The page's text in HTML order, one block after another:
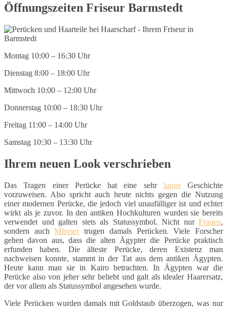
Öffnungszeiten Friseur Barmstedt
Montag 10:00 – 16:30 Uhr
Dienstag 8:00 – 18:00 Uhr
Mittwoch 10:00 – 12:00 Uhr
Donnerstag 10:00 – 18:30 Uhr
Freitag 11:00 – 14:00 Uhr
Samstag 10:30 – 13:30 Uhr
Ihrem neuen Look verschrieben
Das Tragen einer Perücke hat eine sehr langeGeschichte
vorzuweisen. Also spricht auch heute nichts gegen die Nutzung
einer modernen Perücke, die jedoch viel unaufälliger ist und echter
wirkt als je zuvor. In den antiken Hochkulturen wurden sie bereits
verwendet und galten stets als Statussymbol. Nicht nur Frauen,
sondern auchMännertrugen damals Perücken. Viele Forscher
gehen davon aus, dass die alten Ägypter die Perücke praktisch
erfunden haben. Die älteste Perücke, deren Existenz man
nachweisen konnte, stammt in der Tat aus dem antiken Ägypten.
Heute kann man sie in Kairo betrachten. In Ägypten war die
Perücke also von jeher sehr beliebt und galt als idealer Haarersatz,
der vor allem als Statussymbol angesehen wurde.
Viele Perücken wurden damals mit Goldstaub überzogen, was nur